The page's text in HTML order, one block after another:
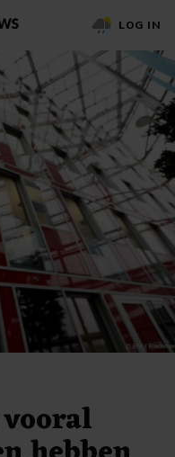
LOG IN